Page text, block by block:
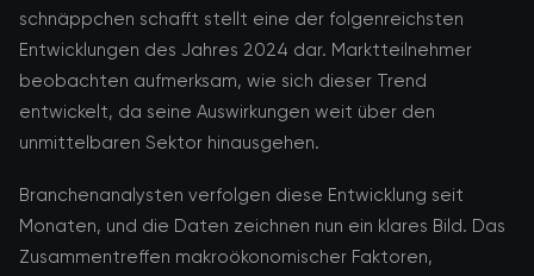
schnäppchen schafft stellt eine der folgenreichsten
Entwicklungen des Jahres 2024 dar. Marktteilnehmer
beobachten aufmerksam, wie sich dieser Trend
entwickelt, da seine Auswirkungen weit über den
unmittelbaren Sektor hinausgehen.
Branchenanalysten verfolgen diese Entwicklung seit
Monaten, und die Daten zeichnen nun ein klares Bild. Das
Zusammentreffen makroökonomischer Faktoren,